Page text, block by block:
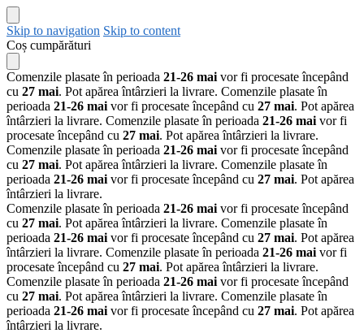
Skip to navigation Skip to content
Coș cumpărături
Comenzile plasate în perioada 21-26 mai vor fi procesate începând
cu 27 mai. Pot apărea întârzieri la livrare. Comenzile plasate în
perioada 21-26 mai vor fi procesate începând cu 27 mai. Pot apărea
întârzieri la livrare. Comenzile plasate în perioada 21-26 mai vor fi
procesate începând cu 27 mai. Pot apărea întârzieri la livrare.
Comenzile plasate în perioada 21-26 mai vor fi procesate începând
cu 27 mai. Pot apărea întârzieri la livrare. Comenzile plasate în
perioada 21-26 mai vor fi procesate începând cu 27 mai. Pot apărea
întârzieri la livrare.
Comenzile plasate în perioada 21-26 mai vor fi procesate începând
cu 27 mai. Pot apărea întârzieri la livrare. Comenzile plasate în
perioada 21-26 mai vor fi procesate începând cu 27 mai. Pot apărea
întârzieri la livrare. Comenzile plasate în perioada 21-26 mai vor fi
procesate începând cu 27 mai. Pot apărea întârzieri la livrare.
Comenzile plasate în perioada 21-26 mai vor fi procesate începând
cu 27 mai. Pot apărea întârzieri la livrare. Comenzile plasate în
perioada 21-26 mai vor fi procesate începând cu 27 mai. Pot apărea
întârzieri la livrare.